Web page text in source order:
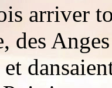
arriver
des
et